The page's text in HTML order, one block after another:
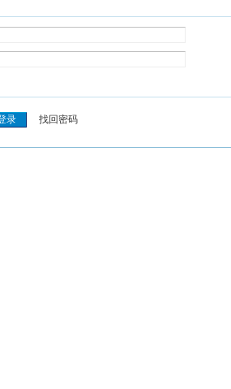
找回密码